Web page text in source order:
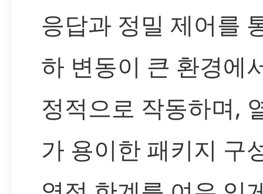
응답과 정밀 제어를
하 변동이 큰 환경에
정적으로 작동하며,
가 용이한 패키지 구